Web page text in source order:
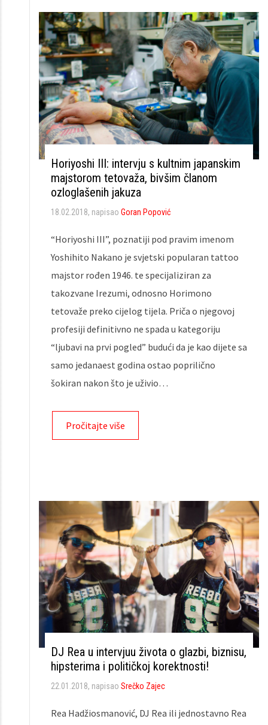
Horiyoshi III: intervju s kultnim japanskim
majstorom tetovaža, bivšim članom
ozloglašenih jakuza
18.02.2018, napisao Goran Popović
“Horiyoshi III”, poznatiji pod pravim imenom
Yoshihito Nakano je svjetski popularan tattoo
majstor rođen 1946. te specijaliziran za
takozvane Irezumi, odnosno Horimono
tetovaže preko cijelog tijela. Priča o njegovoj
profesiji definitivno ne spada u kategoriju
“ljubavi na prvi pogled” budući da je kao dijete sa
samo jedanaest godina ostao poprilično
šokiran nakon što je uživio…
Pročitajte više
DJ Rea u intervjuu života o glazbi, biznisu,
hipsterima i političkoj korektnosti!
22.01.2018, napisao Srečko Zajec
Rea Hadžiosmanović, DJ Rea ili jednostavno Rea